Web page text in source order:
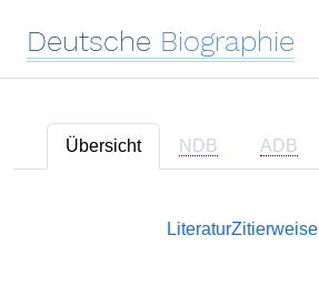
Deutsche Biographie
Übersicht NDB ADB
LiteraturZitierweise